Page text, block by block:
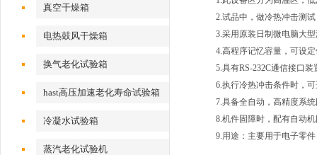
真空干燥箱
电热鼓风干燥箱
换气老化试验箱
hast高压加速老化寿命试验箱
冷凝水试验箱
蒸汽老化试验机
2.试品中，做冷热冲击测
3.采用原装日制微电脑大
4.高程序记忆容量，可设定
5.具有RS-232C通信接口
6.执行冷热冲击条件时，可
7.具备全自动，高精度系
8.机件固障时，配有自动
9.用途：主要用于电子零